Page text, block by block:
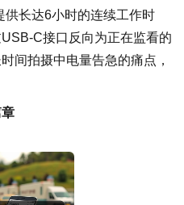
长达6小时的连续工作时
C接口反向为正在监看的
间拍摄中电量告急的痛点，